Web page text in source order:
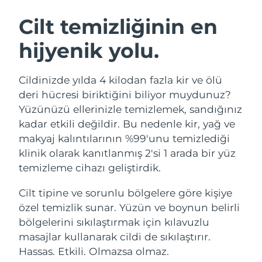
Cilt temizliğinin en
hijyenik yolu.
Cildinizde yılda 4 kilodan fazla kir ve ölü
deri hücresi biriktiğini biliyor muydunuz?
Yüzünüzü ellerinizle temizlemek, sandığınız
kadar etkili değildir. Bu nedenle kir, yağ ve
makyaj kalıntılarının %99'unu temizlediği
klinik olarak kanıtlanmış 2'si 1 arada bir yüz
temizleme cihazı geliştirdik.
Cilt tipine ve sorunlu bölgelere göre kişiye
özel temizlik sunar. Yüzün ve boynun belirli
bölgelerini sıkılaştırmak için kılavuzlu
masajlar kullanarak cildi de sıkılaştırır.
Hassas. Etkili. Olmazsa olmaz.
LUNA™ 4 seti
Anti-aging massage
LUNA™ 4 Plus
Massage, LED heating
LUNA™ 4 Men
For men, anti-aging massage
BEAR™ 2 seti
Microcurrent toning
BEAR™ 2 go
Microcurrent toning on-the-go
BEAR™ 2 eyes & lips
Microcurrent line smoothing device
Nemlendirme
UFO™ 3 seti
Deep facial hydration
UFO™ 3 LED
Near-infrared and red light therapy
device
Ağız bakımı
issa™ 4
Hybrid silicone sonic toothbrush
issa™ 4 plus
Smart hybrid silicone sonic toothbrush
FAQ™ YAŞLANMA KARŞITI BAKIM
Yaşlanma karşıtı LED bakım
NEW
Avusturya Tahmini teslim tarihi
Bahreyn Tahmini teslim tarihi
Belçika Tahmini teslim tarihi8/8/26
Bermuda Tahmini teslim tarihi8/14/26
Bosna-Hersek Tahmini teslim tarihi8/11/26
Brunei Tahmini teslim tarihi
Bulgaristan Tahmini teslim tarihi8/8/26
Kanada Tahmini teslim tarihi
Şili Tahmini teslim tarihi